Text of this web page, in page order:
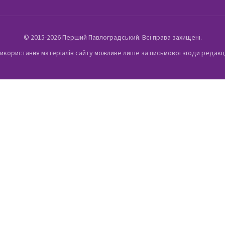
© 2015-2026 Перший Павлоградський. Всі права захищені.
матеріалів сайту можливе лише за письмової згоди